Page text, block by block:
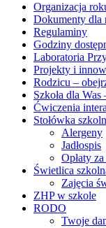
Organizacja
Dokumenty dla
Regulaminy
Godziny
Laboratoria
Projekty i
Rodzicu –
Szkoła dla
Ćwiczenia
Stołówka
Alergeny
Jadłospis
Opłaty
Świetlica
Zajęcia
ZHP w szkole
RODO
Twoje